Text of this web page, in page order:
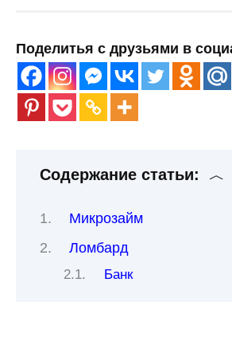
Поделитья с друзьями в
Содержание статьи:
Микрозайм
Ломбард
Банк